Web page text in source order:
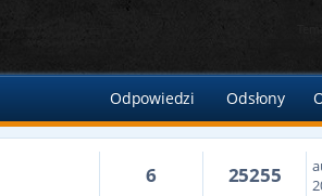
Odpowiedzi Odsłony
6 25255